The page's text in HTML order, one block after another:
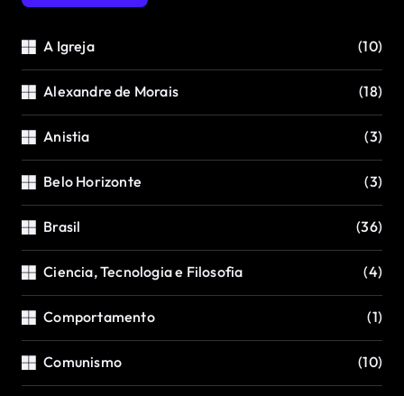
A Igreja (10)
Alexandre de Morais (18)
Anistia (3)
Belo Horizonte (3)
Brasil (36)
Ciencia, Tecnologia e Filosofia (4)
Comportamento (1)
Comunismo (10)